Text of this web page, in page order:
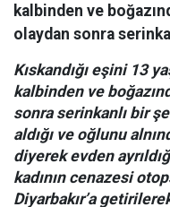
kalbinden ve
olaydan sonra
Kıskandığı eşini 13
kalbinden ve
sonra serinkanlı bir
aldığı ve oğlunu
diyerek evden
kadının cenazesi
Diyarbakır’a